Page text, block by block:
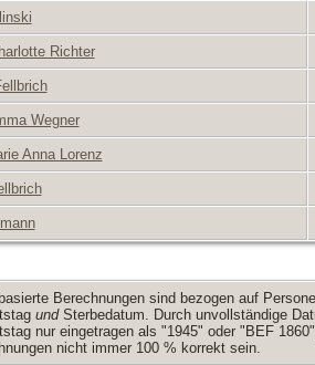
Richter
Wegner
Anna Lorenz
Berechnungen sind bezogen auf
undSterbedatum. Durch unvollständige
nur eingetragen als "1945" oder "BEF
nicht immer 100 % korrekt sein.